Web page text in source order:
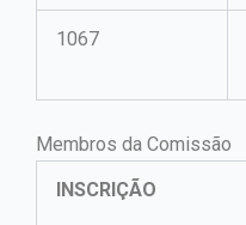
1067
Membros da Comissão
INSCRIÇÃO